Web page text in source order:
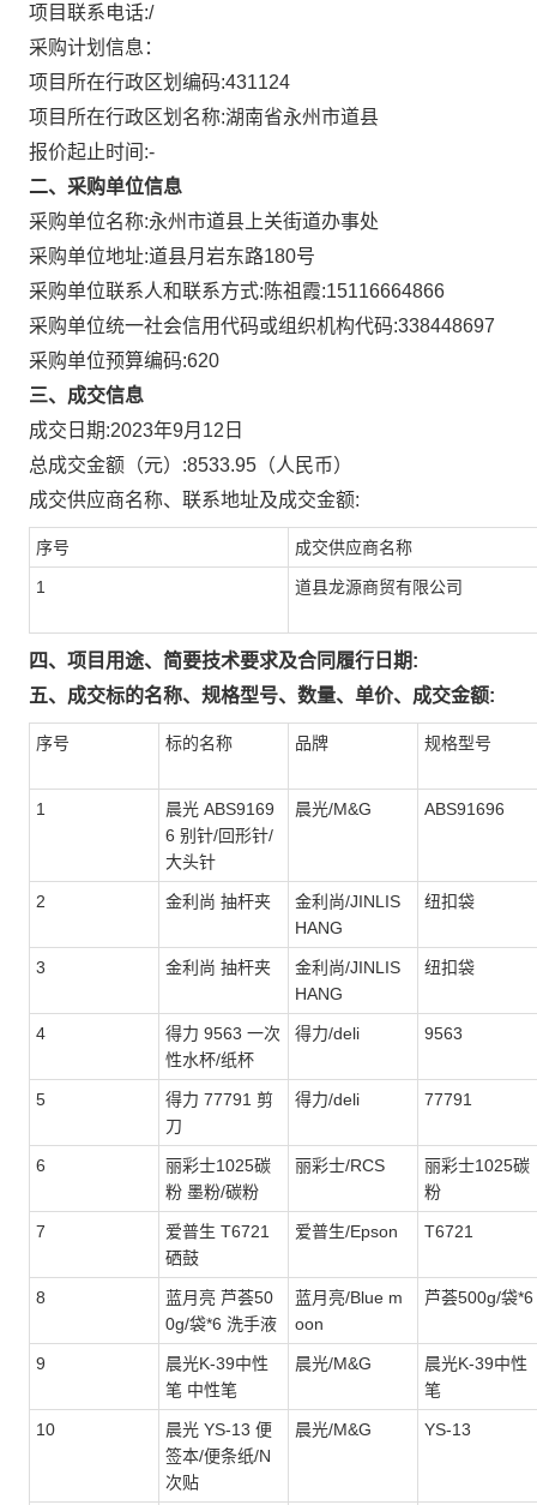
项目联系电话:/
采购计划信息：
项目所在行政区划编码:431124
项目所在行政区划名称:湖南省永州市道县
报价起止时间:-
二、采购单位信息
采购单位名称:永州市道县上关街道办事处
采购单位地址:道县月岩东路180号
采购单位联系人和联系方式: 陈祖霞:15116664866
采购单位统一社会信用代码或组织机构代码:338448697
采购单位预算编码:620
三、成交信息
成交日期:2023年9月12日
总成交金额（元）:8533.95 （人民币）
成交供应商名称、联系地址及成交金额:
序号 成交供应商名称
1 道县龙源商贸有限公司
四、项目用途、简要技术要求及合同履行日期:
五、成交标的名称、规格型号、数量、单价、成交金额:
序号 标的名称 品牌 规格型号
1
晨光 ABS9169
6 别针/回形针/
大头针
晨光/M&G ABS91696
2 金利尚 抽杆夹
金利尚/JINLIS
HANG
纽扣袋
3 金利尚 抽杆夹
金利尚/JINLIS
HANG
纽扣袋
4
得力 9563 一次
性水杯/纸杯
得力/deli 9563
5
得力 77791 剪
刀
得力/deli 77791
6
丽彩士1025碳
粉 墨粉/碳粉
丽彩士/RCS
丽彩士1025碳
粉
7
爱普生 T6721
硒鼓
爱普生/Epson T6721
8
蓝月亮 芦荟50
0g/袋*6 洗手液
蓝月亮/Blue m
oon
芦荟500g/袋*6
9
晨光K-39中性
笔 中性笔
晨光/M&G
晨光K-39中性
笔
10
晨光 YS-13 便
签本/便条纸/N
次贴
晨光/M&G YS-13